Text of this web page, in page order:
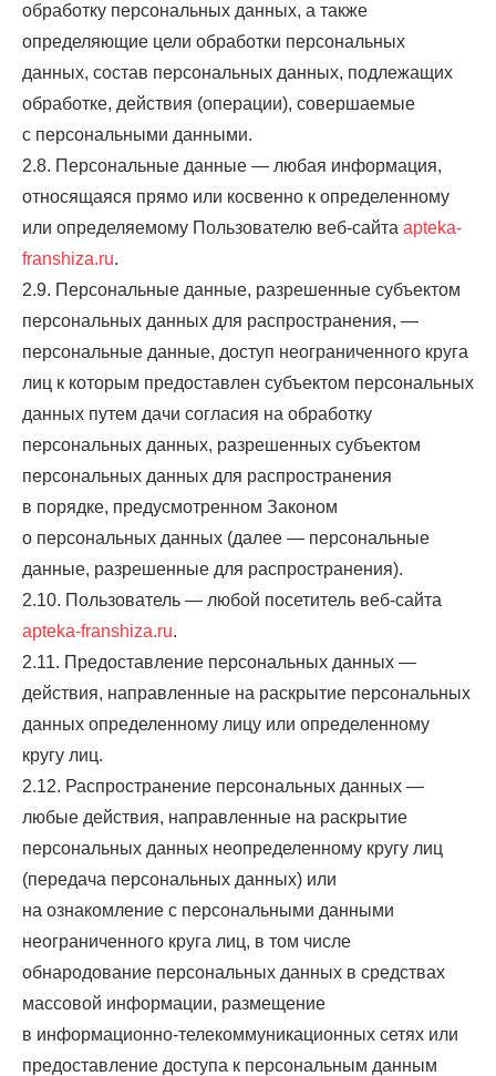
обработку персональных данных, а также
определяющие цели обработки персональных
данных, состав персональных данных, подлежащих
обработке, действия (операции), совершаемые
с персональными данными.
2.8. Персональные данные — любая информация,
относящаяся прямо или косвенно к определенному
или определяемому Пользователю веб-сайта apteka-
franshiza.ru.
2.9. Персональные данные, разрешенные субъектом
персональных данных для распространения, —
персональные данные, доступ неограниченного круга
лиц к которым предоставлен субъектом персональных
данных путем дачи согласия на обработку
персональных данных, разрешенных субъектом
персональных данных для распространения
в порядке, предусмотренном Законом
о персональных данных (далее — персональные
данные, разрешенные для распространения).
2.10. Пользователь — любой посетитель веб-сайта
apteka-franshiza.ru.
2.11. Предоставление персональных данных —
действия, направленные на раскрытие персональных
данных определенному лицу или определенному
кругу лиц.
2.12. Распространение персональных данных —
любые действия, направленные на раскрытие
персональных данных неопределенному кругу лиц
(передача персональных данных) или
на ознакомление с персональными данными
неограниченного круга лиц, в том числе
обнародование персональных данных в средствах
массовой информации, размещение
в информационно-телекоммуникационных сетях или
предоставление доступа к персональным данным